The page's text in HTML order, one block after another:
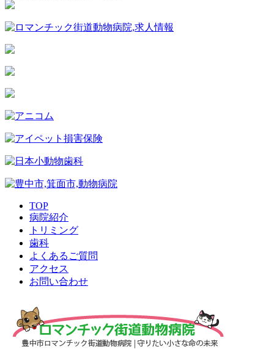
TOP
病院紹介
トリミング
歯科
よくあるご質問
アクセス
お問い合わせ